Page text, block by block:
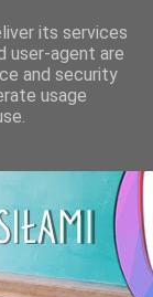
its services
user-agent are
and security
usage